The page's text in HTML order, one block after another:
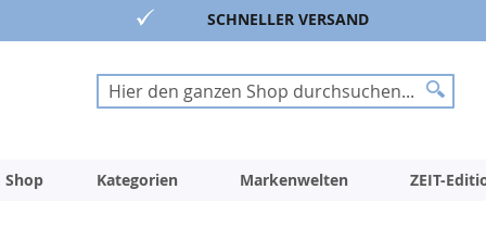
SCHNELLER VERSAND
Suche
Suche
Shop Kategorien Markenwelten ZEIT-